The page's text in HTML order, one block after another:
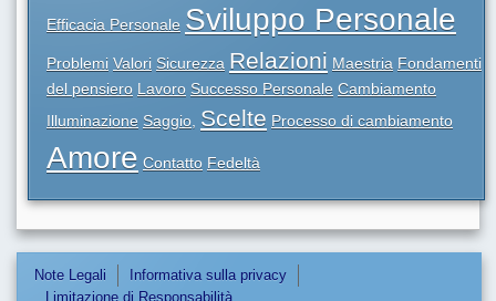
Efficacia Personale Sviluppo Personale
Problemi Valori Sicurezza Relazioni Maestria Fondamenti
del pensiero Lavoro Successo Personale Cambiamento
Illuminazione Saggio, Scelte Processo di cambiamento
Amore Contatto Fedeltà
Note Legali
Informativa sulla privacy
Limitazione di Responsabilità